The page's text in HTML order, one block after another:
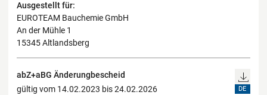
Ausgestellt für:
EUROTEAM Bauchemie GmbH
An der Mühle 1
15345 Altlandsberg
abZ+aBG Änderungbescheid
gültig vom 14.02.2023 bis 24.02.2026
DE